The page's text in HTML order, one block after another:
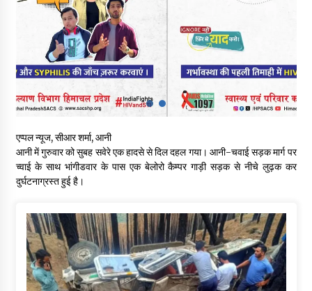
देहरा पुलिस की बड़ी कार्रवाई- 90 लाख नकद और 2 करोड़के सोने के
आभूषण बरामद, 7 आरोपी गिरफ्तार
05/08/2026
पिंजौर-बद्दी फोरलेन परियोजना को मिली बड़ी गति, 378.48 करोड़ की लागत
से बैलेंस कार्य का अवार्ड जारी : हर्ष महाजन
05/08/2026
वन विभाग एवं रेड क्रॉस सोसायटी के संयुक्त तत्वावधान में शूराला में वृक्षारोपण
अभियान आयोजित
05/08/2026
ओकओवर घेराव में किया शक्ति प्रदर्शन
05/08/2026
भवन एवं अन्य सन्निर्माण कामगार शीघ्र करवाएं ई-श्रम पोर्टल पर पंजीकरण
05/08/2026
एप्पल न्यूज, सीआर शर्मा, आनी
आनी में गुरुवार को सुबह सवेरे एक हादसे से दिल दहल गया। आनी-चवाई सड़क मार्ग पर
च्वाई के साथ भांगीडवार के पास एक बेलोरो कैम्पर गाड़ी सड़क से नीचे लुढ़क कर
दुर्घटनाग्रस्त हुई है।